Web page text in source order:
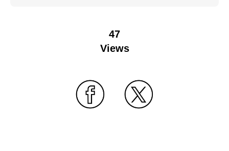
47
Views